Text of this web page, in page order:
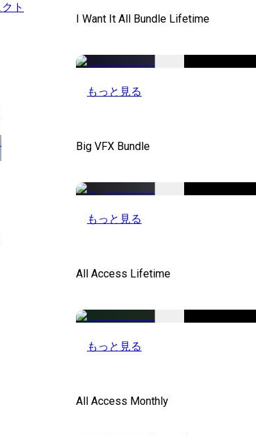
ト
I Want It All Bundle Lifetime
もっと見る
Big VFX Bundle
もっと見る
All Access Lifetime
もっと見る
All Access Monthly